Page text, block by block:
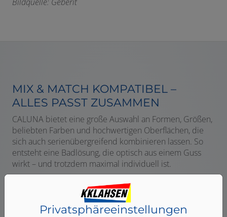
MIX & MATCH KOMPATIBEL –
ALLES PASST ZUSAMMEN
CALUNA bietet eine große Auswahl an Formen, Größen,
beliebten Farben und hochwertigen Oberflächen, die
sich auch serienübergreifend kombinieren lassen. So
entsteht eine Badlösung, die optisch aus einem Guss
wirkt – und trotzdem maximal individuell ist.
Privatsphäre­einstellungen